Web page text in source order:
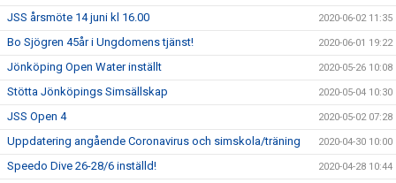
JSS årsmöte 14 juni kl 16.00 2020-06-02 11:35
Bo Sjögren 45år i Ungdomens tjänst! 2020-06-01 19:22
Jönköping Open Water inställt 2020-05-26 10:08
Stötta Jönköpings Simsällskap 2020-05-04 10:30
JSS Open 4 2020-05-02 07:28
Uppdatering angående Coronavirus och simskola/träning 2020-04-30 10:00
Speedo Dive 26-28/6 inställd! 2020-04-28 10:44